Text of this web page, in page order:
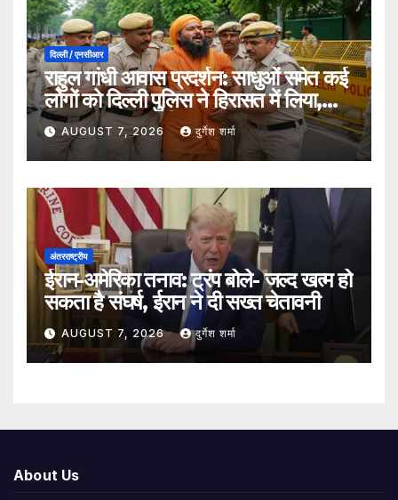
दिल्ली / एनसीआर
राहुल गांधी आवास प्रदर्शन: साधुओं समेत कई
लोगों को दिल्ली पुलिस ने हिरासत में लिया,
सुरक्षा व्यवस्था कड़ी
AUGUST 7, 2026 दुर्गेश शर्मा
अंतरराष्ट्रीय
ईरान-अमेरिका तनाव: ट्रंप बोले- जल्द खत्म हो
सकता है संघर्ष, ईरान ने दी सख्त चेतावनी
AUGUST 7, 2026 दुर्गेश शर्मा
About Us